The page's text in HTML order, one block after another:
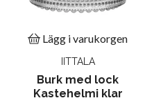
Lägg i varukorgen
IITTALA
Burk med lock
Kastehelmi klar